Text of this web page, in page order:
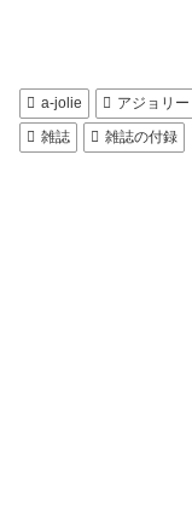
a-jolie アジョリー
雑誌
雑誌の付録